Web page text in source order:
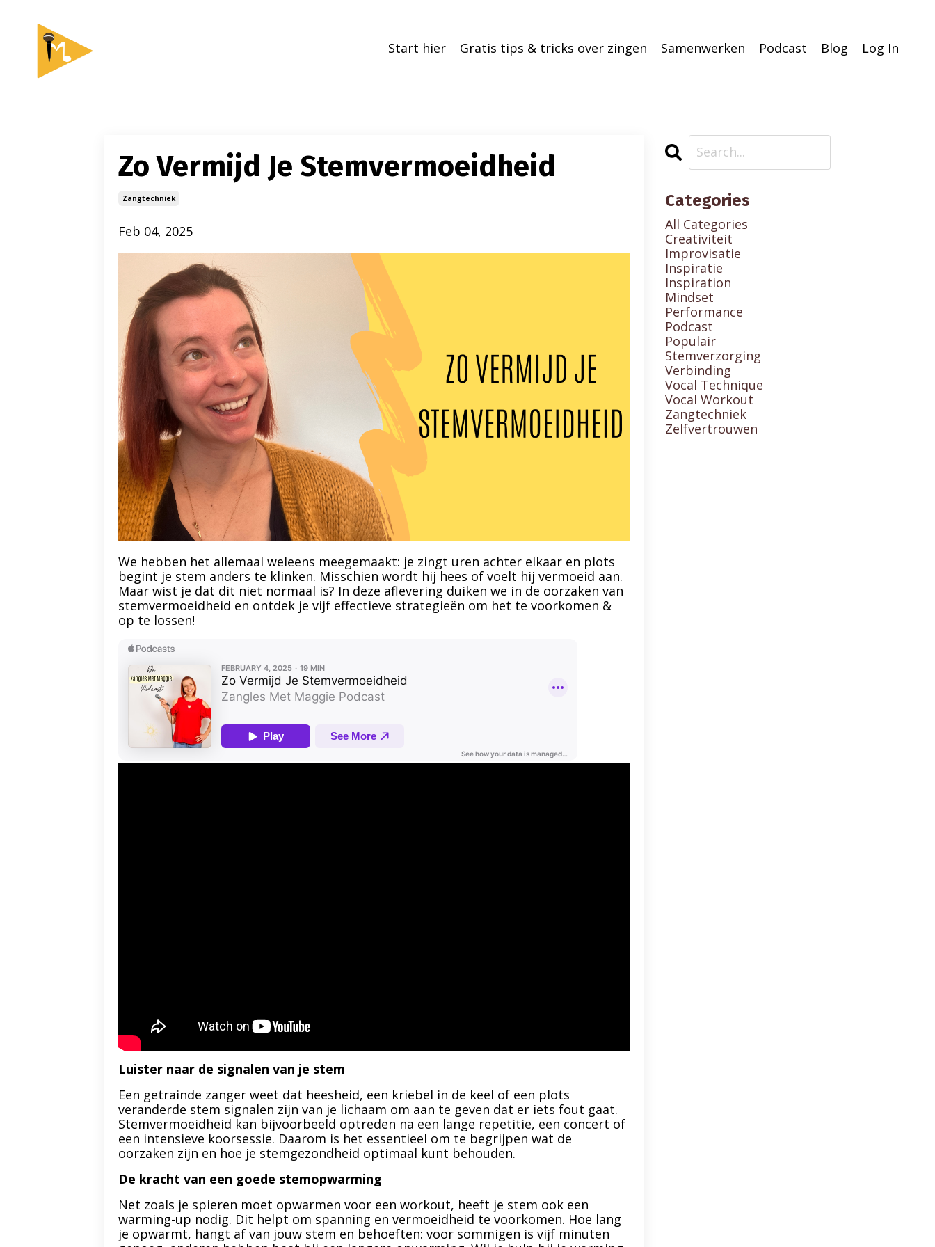
Start hier Gratis tips & tricks over zingen Samenwerken Podcast Blog Log In
Zo Vermijd Je Stemvermoeidheid
Zangtechniek
Feb 04, 2025
We hebben het allemaal weleens meegemaakt: je zingt uren achter elkaar en plots
begint je stem anders te klinken. Misschien wordt hij hees of voelt hij vermoeid aan.
Maar wist je dat dit niet normaal is? In deze aflevering duiken we in de oorzaken van
stemvermoeidheid en ontdek je vijf effectieve strategieën om het te voorkomen &
op te lossen!
Luister naar de signalen van je stem
Een getrainde zanger weet dat heesheid, een kriebel in de keel of een plots
veranderde stem signalen zijn van je lichaam om aan te geven dat er iets fout gaat.
Stemvermoeidheid kan bijvoorbeeld optreden na een lange repetitie, een concert of
een intensieve koorsessie. Daarom is het essentieel om te begrijpen wat de
oorzaken zijn en hoe je stemgezondheid optimaal kunt behouden.
De kracht van een goede stemopwarming
Net zoals je spieren moet opwarmen voor een workout, heeft je stem ook een
warming-up nodig. Dit helpt om spanning en vermoeidheid te voorkomen. Hoe lang
je opwarmt, hangt af van jouw stem en behoeften: voor sommigen is vijf minuten
Categories
All Categories
Creativiteit
Improvisatie
Inspiratie
Inspiration
Mindset
Performance
Podcast
Populair
Stemverzorging
Verbinding
Vocal Technique
Vocal Workout
Zangtechniek
Zelfvertrouwen